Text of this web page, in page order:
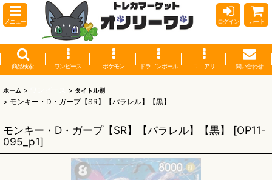
メニュー ログイン カート
商品検索 ワンピース ポケモン ドラゴンボール ユニアリ 問い合わせ
ホーム > > タイトル別
> モンキー・D・ガープ【SR】【パラレル】【黒】
モンキー・D・ガープ【SR】【パラレル】【黒】 [OP11-
095_p1]